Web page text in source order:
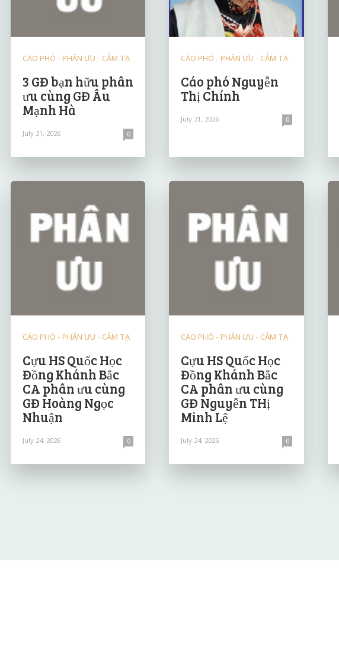
CÁO PHÓ - PHÂN ƯU - CẢM TẠ
3 GĐ bạn hữu phân
ưu cùng GĐ Âu
Mạnh Hà
July 31, 2026 0
CÁO PHÓ - PHÂN ƯU - CẢM TẠ
Cáo phó Nguyễn
Thị Chính
July 31, 2026 0
CÁO PHÓ - PHÂN ƯU - CẢM TẠ
Cựu HS Quốc Học
Đồng Khánh Bắc
CA phân ưu cùng
GĐ Hoàng Ngọc
Nhuận
July 24, 2026 0
CÁO PHÓ - PHÂN ƯU - CẢM TẠ
Cựu HS Quốc Học
Đồng Khánh Bắc
CA phân ưu cùng
GĐ Nguyễn THị
Minh Lệ
July 24, 2026 0